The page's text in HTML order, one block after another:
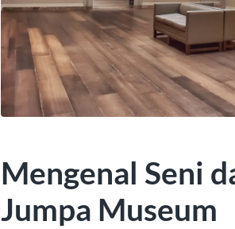
Mengenal Seni
Jumpa Museum